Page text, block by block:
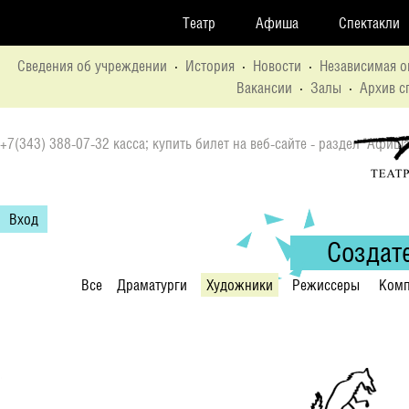
Все Драматурги Художники Режиссеры
Театр Афиша Спектакли
Сведения об учреждении · История · Новости · Независимая
Вакансии · Залы · Архив
+7(343) 388-07-32 касса; купить билет на веб-сайте - раздел
Вход